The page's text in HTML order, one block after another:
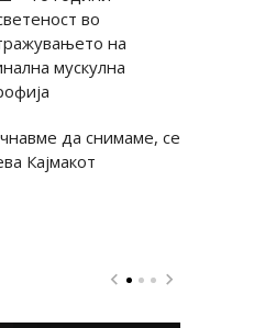
во
на
мускулна
да снимаме, се
Кајмакот